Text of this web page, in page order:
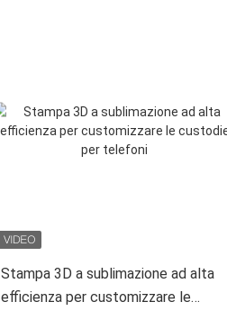
Stampa 3D a sublimazione ad alta
efficienza per customizzare le